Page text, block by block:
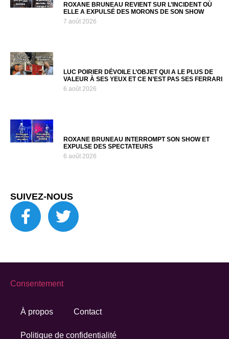
ROXANE BRUNEAU REVIENT SUR L’INCIDENT OÙ
ELLE A EXPULSÉ DES MORONS DE SON SHOW
7 août 2026
LUC POIRIER DÉVOILE L’OBJET QUI A LE PLUS DE
VALEUR À SES YEUX ET CE N’EST PAS SES FERRARI
6 août 2026
ROXANE BRUNEAU INTERROMPT SON SHOW ET
EXPULSE DES SPECTATEURS
6 août 2026
SUIVEZ-NOUS
À propos Contact
Politique de confidentialité
Consentement